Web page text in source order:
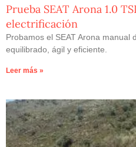
Prueba SEAT Arona 1.0
electrificación
Probamos el SEAT Arona manual
equilibrado, ágil y eficiente.
Leer más »